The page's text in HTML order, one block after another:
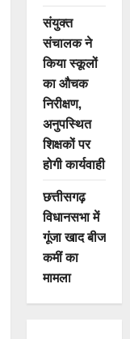
संयुक्त
संचालक ने
किया स्कूलों
का औचक
निरीक्षण,
अनुपस्थित
शिक्षकों पर
होगी कार्यवाही
छत्तीसगढ़
विधानसभा में
गूंजा खाद बीज
कमीं का
मामला